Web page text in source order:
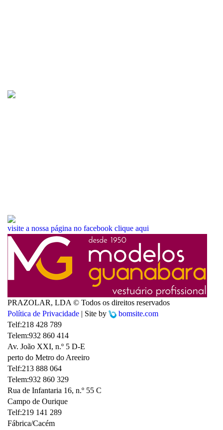
visite a nossa página no facebook clique aqui
PRAZOLAR, LDA © Todos os direitos reservados
Política de Privacidade | Site by
bomsite.com
Telf:218 428 789
Telem:932 860 414
Av. João XXI, n.º 5 D-E
perto do Metro do Areeiro
Telf:213 888 064
Telem:932 860 329
Rua de Infantaria 16, n.º 55 C
Campo de Ourique
Telf:219 141 289
Fábrica/Cacém